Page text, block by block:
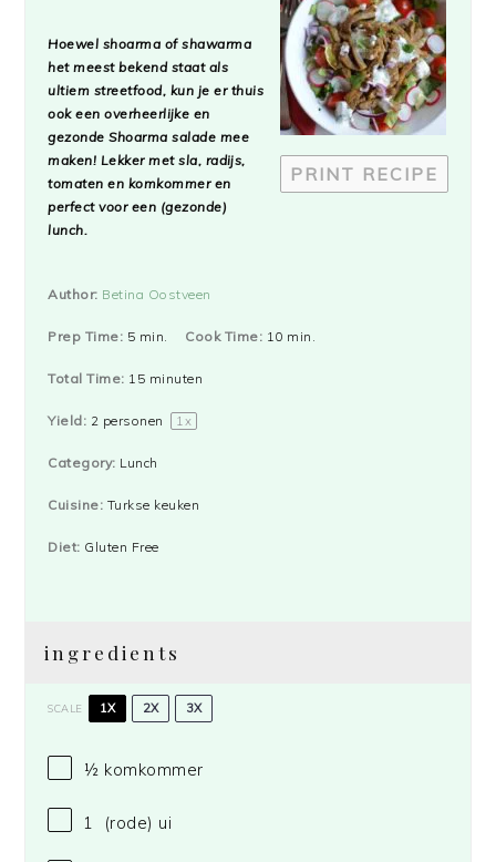
PRINT RECIPE
Hoewel shoarma of shawarma
het meest bekend staat als
ultiem streetfood, kun je er thuis
ook een overheerlijke en
gezonde Shoarma salade mee
maken! Lekker met sla, radijs,
tomaten en komkommer en
perfect voor een (gezonde)
lunch.
Author: Betina Oostveen
Prep Time: 5 min. Cook Time: 10 min.
Total Time: 15 minuten
Yield: 2 personen 1x
Category: Lunch
Cuisine: Turkse keuken
Diet: Gluten Free
ingredients
SCALE 1X 2X 3X
½ komkommer
1 (rode) ui